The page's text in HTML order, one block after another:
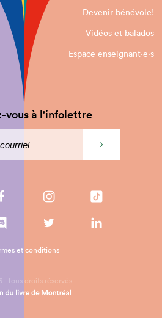
Devenir bénévole!
Vidéos et balados
Espace enseignant·e⋅s
vous à l'infolettre
- Tous droits réservés
et conditions